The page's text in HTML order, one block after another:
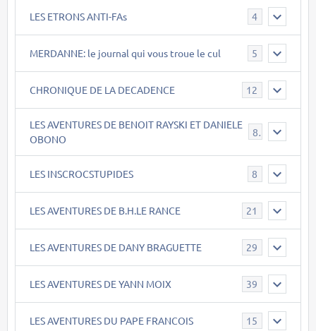
LES ETRONS ANTI-FAs 4
MERDANNE: le journal qui vous troue le cul 5
CHRONIQUE DE LA DECADENCE 12
LES AVENTURES DE BENOIT RAYSKI ET DANIELE
OBONO
8
LES INSCROCSTUPIDES 8
LES AVENTURES DE B.H.LE RANCE 21
LES AVENTURES DE DANY BRAGUETTE 29
LES AVENTURES DE YANN MOIX 39
LES AVENTURES DU PAPE FRANCOIS 15